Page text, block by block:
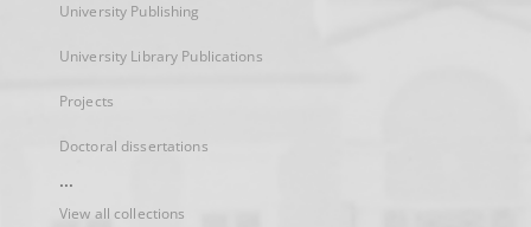
University Publishing
University Library Publications
Projects
Doctoral dissertations
...
View all collections